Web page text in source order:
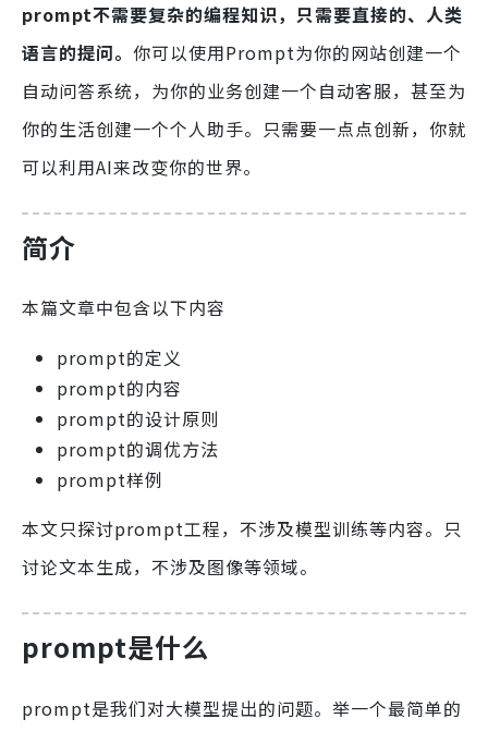
prompt不需要复杂的编程知识，只需要直接的、人类
语言的提问。 你可以使用Prompt为你的网站创建一个
自动问答系统，为你的业务创建一个自动客服，甚至为
你的生活创建一个个人助手。只需要一点点创新，你就
可以利用AI来改变你的世界。
简介
本篇文章中包含以下内容
prompt的定义
prompt的内容
prompt的设计原则
prompt的调优方法
prompt样例
本文只探讨prompt工程，不涉及模型训练等内容。只
讨论文本生成，不涉及图像等领域。
prompt是什么
prompt是我们对大模型提出的问题。举一个最简单的